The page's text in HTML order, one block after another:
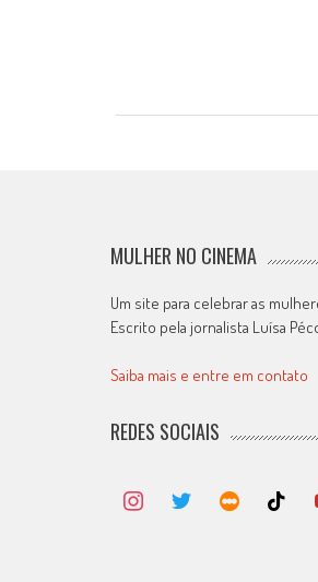
MULHER NO CINEMA
Um site para celebrar as
Escrito pela jornalista Luísa
Saiba mais e entre em contato
REDES SOCIAIS